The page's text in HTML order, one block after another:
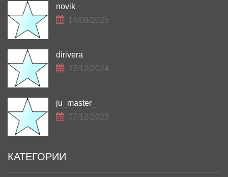
novik
14/08/2025
dirivera
27/12/2024
ju_master_
07/12/2023
КАТЕГОРИИ